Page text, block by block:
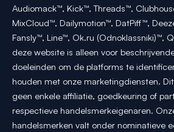
Audiomack™, Kick™, Threads™,
MixCloud™, Dailymotion™, DatPiff™,
Fansly™, Line™, Ok.ru (Odnoklassniki)™,
deze website is alleen voor
doeleinden om de platforms te
houden met onze marketingdiensten.
geen enkele affiliatie, goedkeuring of
respectieve handelsmerkeigenaren.
handelsmerken valt onder nominatieve